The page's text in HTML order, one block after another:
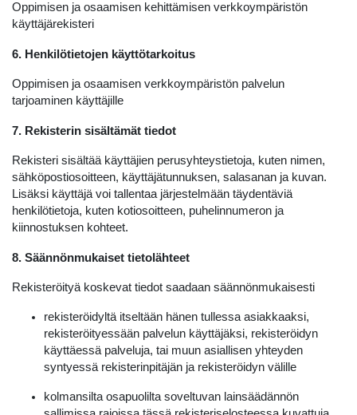
Oppimisen ja osaamisen kehittämisen verkkoympäristön
käyttäjärekisteri
6. Henkilötietojen käyttötarkoitus
Oppimisen ja osaamisen verkkoympäristön palvelun
tarjoaminen käyttäjille
7. Rekisterin sisältämät tiedot
Rekisteri sisältää käyttäjien perusyhteystietoja, kuten nimen,
sähköpostiosoitteen, käyttäjätunnuksen, salasanan ja kuvan.
Lisäksi käyttäjä voi tallentaa järjestelmään täydentäviä
henkilötietoja, kuten kotiosoitteen, puhelinnumeron ja
kiinnostuksen kohteet.
8. Säännönmukaiset tietolähteet
Rekisteröityä koskevat tiedot saadaan säännönmukaisesti
rekisteröidyltä itseltään hänen tullessa asiakkaaksi,
rekisteröityessään palvelun käyttäjäksi, rekisteröidyn
käyttäessä palveluja, tai muun asiallisen yhteyden
syntyessä rekisterinpitäjän ja rekisteröidyn välille
kolmansilta osapuolilta soveltuvan lainsäädännön